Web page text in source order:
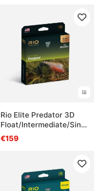
Rio Elite Predator 3D
Float/Intermediate/Sink3
Fly Line
€159